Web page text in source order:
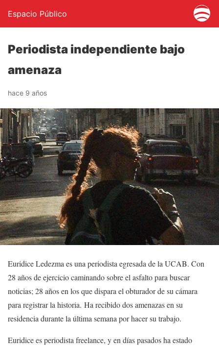
Espacio Público
Periodista independiente bajo
amenaza
hace 9 años
Euridice Ledezma es una periodista egresada de la UCAB. Con
28 años de ejercicio caminando sobre el asfalto para buscar
noticias; 28 años en los que dispara el obturador de su cámara
para registrar la historia. Ha recibido dos amenazas en su
residencia durante la última semana por hacer su trabajo.
Euridice es periodista freelance, y en días pasados ha estado